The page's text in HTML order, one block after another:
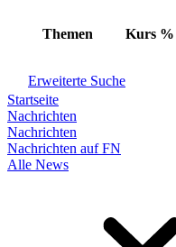
Themen Kurs %
Erweiterte Suche
Startseite
Nachrichten
Nachrichten
Nachrichten auf FN
Alle News